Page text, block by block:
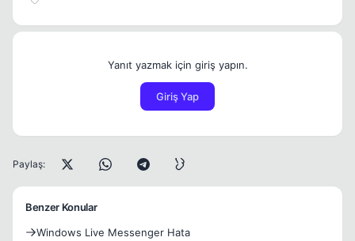
Yanıt yazmak için giriş yapın.
Giriş Yap
Paylaş:
Benzer Konular
Windows Live Messenger Hata